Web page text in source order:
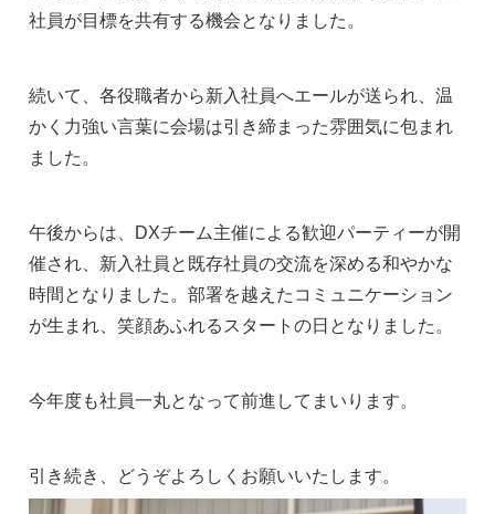
社員が目標を共有する機会となりました。
続いて、各役職者から新入社員へエールが送られ、温
かく力強い言葉に会場は引き締まった雰囲気に包まれ
ました。
午後からは、DXチーム主催による歓迎パーティーが開
催され、新入社員と既存社員の交流を深める和やかな
時間となりました。部署を越えたコミュニケーション
が生まれ、笑顔あふれるスタートの日となりました。
今年度も社員一丸となって前進してまいります。
引き続き、どうぞよろしくお願いいたします。